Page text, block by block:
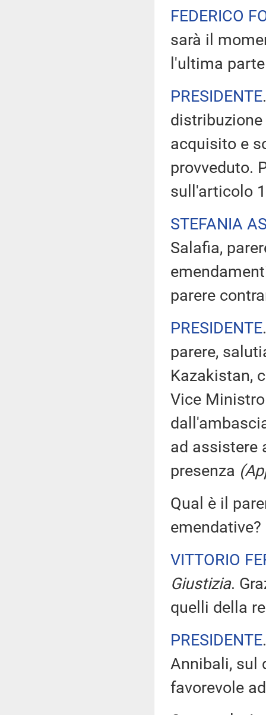
FEDERICO
sarà il
l'ultima
PRESIDENTE
acquisito e
provveduto.
sull'articolo
STEFANIA
Salafia,
parere
PRESIDENTE
parere,
Kazakistan,
Vice
ad assistere
presenza
Qual è il
emendative?
VITTORIO
Giustizia.
quelli della
PRESIDENTE
Annibali, sul
favorevole